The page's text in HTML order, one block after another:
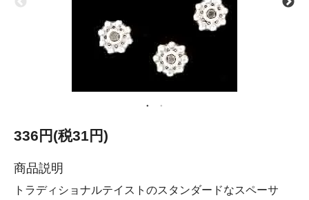
336円(税31円)
商品説明
トラディショナルテイストのスタンダードなスペーサ